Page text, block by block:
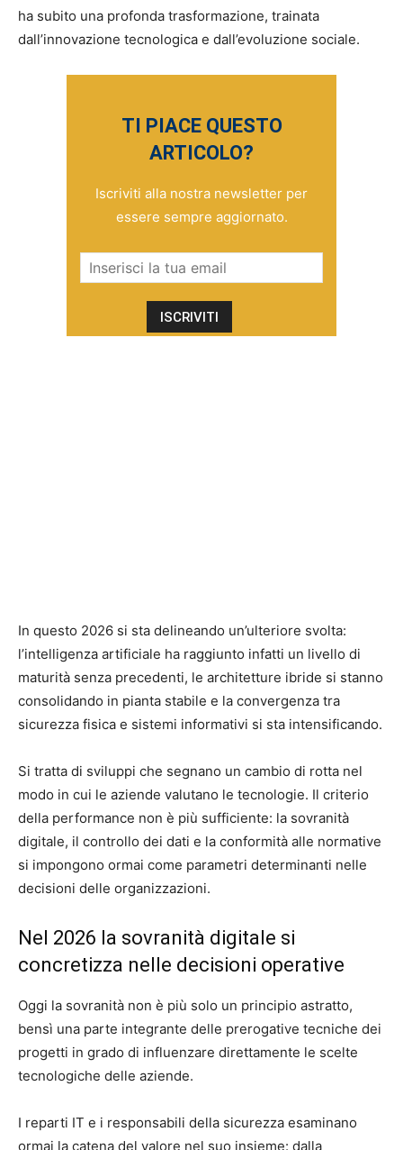
ha subito una profonda trasformazione, trainata
dall’innovazione tecnologica e dall’evoluzione sociale.
TI PIACE QUESTO
ARTICOLO?
Iscriviti alla nostra newsletter per
essere sempre aggiornato.
In questo 2026 si sta delineando un’ulteriore svolta:
l’intelligenza artificiale ha raggiunto infatti un livello di
maturità senza precedenti, le architetture ibride si stanno
consolidando in pianta stabile e la convergenza tra
sicurezza fisica e sistemi informativi si sta intensificando.
Si tratta di sviluppi che segnano un cambio di rotta nel
modo in cui le aziende valutano le tecnologie. Il criterio
della performance non è più sufficiente: la sovranità
digitale, il controllo dei dati e la conformità alle normative
si impongono ormai come parametri determinanti nelle
decisioni delle organizzazioni.
Nel 2026 la sovranità digitale si
concretizza nelle decisioni operative
Oggi la sovranità non è più solo un principio astratto,
bensì una parte integrante delle prerogative tecniche dei
progetti in grado di influenzare direttamente le scelte
tecnologiche delle aziende.
I reparti IT e i responsabili della sicurezza esaminano
ormai la catena del valore nel suo insieme: dalla